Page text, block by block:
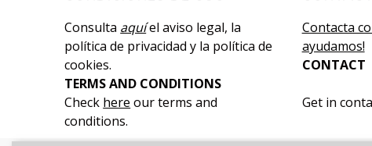
Consulta aquíel aviso legal, la
política de privacidad y la política de
cookies.
TERMS AND CONDITIONS
Check here our terms and
conditions.
Contacta
ayudamos!
CONTACT
Get in